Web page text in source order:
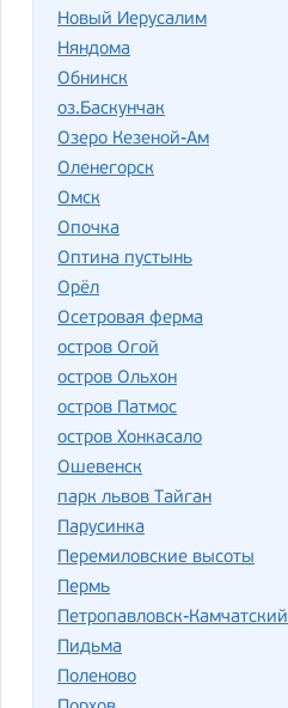
Новый Иерусалим
Няндома
Обнинск
оз.Баскунчак
Озеро Кезеной-Ам
Оленегорск
Омск
Опочка
Оптина пустынь
Орёл
Осетровая ферма
остров Огой
остров Ольхон
остров Патмос
остров Хонкасало
Ошевенск
парк львов Тайган
Парусинка
Перемиловские высоты
Пермь
Петропавловск-Камчатский
Пидьма
Поленово